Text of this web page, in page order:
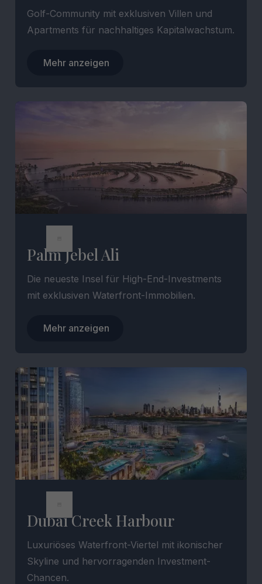
Golf-Community mit exklusiven Villen und
Apartments für nachhaltiges Kapitalwachstum.
Mehr anzeigen
Palm Jebel Ali
Die neueste Insel für High-End-Investments
mit exklusiven Waterfront-Immobilien.
Mehr anzeigen
Dubai Creek Harbour
Luxuriöses Waterfront-Viertel mit ikonischer
Skyline und hervorragenden Investment-
Chancen.